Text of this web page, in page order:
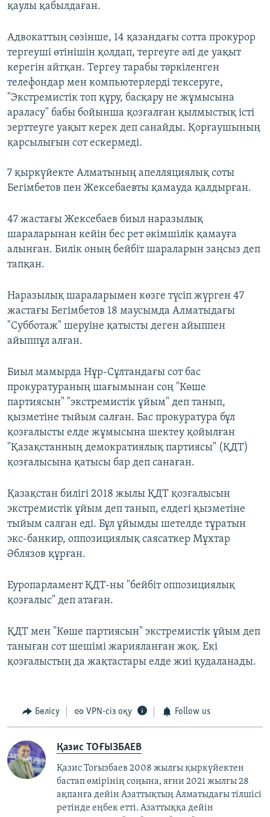
қаулы қабылдаған.
Адвокаттың сөзінше, 14 қазандағы сотта прокурор
тергеуші өтінішін қолдап, тергеуге әлі де уақыт
керегін айтқан. Тергеу тарабы тәркіленген
телефондар мен компьютерлерді тексеруге,
"Экстремистік топ құру, басқару не жұмысына
араласу" бабы бойынша қозғалған қылмыстық істі
зерттеуге уақыт керек деп санайды. Қорғаушының
қарсылығын сот ескермеді.
7 қыркүйекте Алматының апелляциялық соты
Бегімбетов пен Жексебаевты қамауда қалдырған.
47 жастағы Жексебаев биыл наразылық
шараларынан кейін бес рет әкімшілік қамауға
алынған. Билік оның бейбіт шараларын заңсыз деп
тапқан.
Наразылық шараларымен көзге түсіп жүрген 47
жастағы Бегімбетов 18 маусымда Алматыдағы
"Субботаж" шеруіне қатысты деген айыппен
айыппұл алған.
Биыл мамырда Нұр-Сұлтандағы сот бас
прокуратураның шағымынан соң "Көше
партиясын" "экстремистік ұйым" деп танып,
қызметіне тыйым салған. Бас прокуратура бұл
қозғалысты елде жұмысына шектеу қойылған
"Қазақстанның демократиялық партиясы" (ҚДТ)
қозғалысына қатысы бар деп санаған.
Қазақстан билігі 2018 жылы ҚДТ қозғалысын
экстремистік ұйым деп танып, елдегі қызметіне
тыйым салған еді. Бұл ұйымды шетелде тұратын
экс-банкир, оппозициялық саясаткер Мұхтар
Әблязов құрған.
Еуропарламент ҚДТ-ны "бейбіт оппозициялық
қозғалыс" деп атаған.
ҚДТ мен "Көше партиясын" экстремистік ұйым деп
таныған сот шешімі жарияланған жоқ. Екі
қозғалыстың да жақтастары елде жиі қудаланады.
Бөлісу VPN-сіз оқу Follow us
Қазис ТОҒЫЗБАЕВ
Қазис Тоғызбаев 2008 жылғы қыркүйектен
бастап өмірінің соңына, яғни 2021 жылғы 28
ақпанға дейін Азаттықтың Алматыдағы тілшісі
ретінде еңбек етті. Азаттыққа дейін